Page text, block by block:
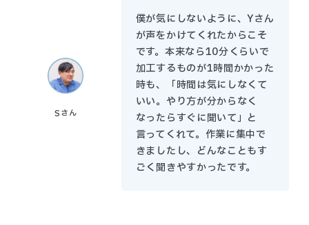
Sさん
僕が気にしないように、Yさん
が声をかけてくれたからこそ
です。本来なら10分くらいで
加工するものが1時間かかった
時も、「時間は気にしなくて
いい。やり方が分からなく
なったらすぐに聞いて」と
言ってくれて。作業に集中で
きましたし、どんなこともす
ごく聞きやすかったです。